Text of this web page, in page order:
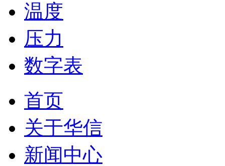
温度
压力
数字表
首页
关于华信
新闻中心